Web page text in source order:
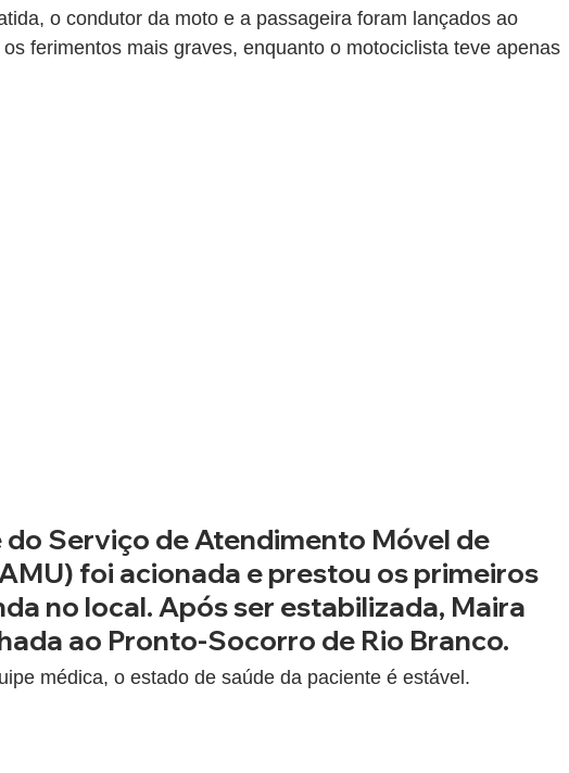
o condutor da moto e a passageira foram lançados ao
ferimentos mais graves, enquanto o motociclista teve apenas
do Serviço de Atendimento Móvel de
foi acionada e prestou os primeiros
no local. Após ser estabilizada, Maira
ao Pronto-Socorro de Rio Branco.
médica, o estado de saúde da paciente é estável.